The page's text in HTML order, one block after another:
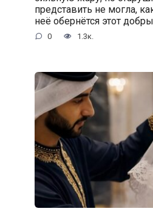
представить не могла,
неё обернётся этот
0 1.3к.